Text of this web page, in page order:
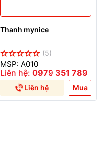
Thanh mynice
(5)
MSP: A010
Liên hệ: 0979 351 789
Liên hệ Mua